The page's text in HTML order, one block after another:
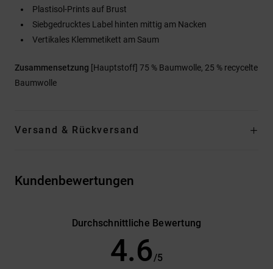
Plastisol-Prints auf Brust
Siebgedrucktes Label hinten mittig am Nacken
Vertikales Klemmetikett am Saum
Zusammensetzung [Hauptstoff] 75 % Baumwolle, 25 % recycelte
Baumwolle
Versand & Rückversand
Kundenbewertungen
Durchschnittliche Bewertung
4.6 /5